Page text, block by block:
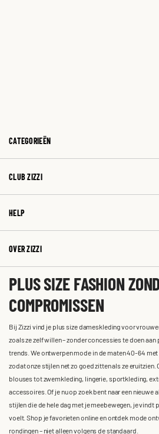
CATEGORIEËN
CLUB ZIZZI
HELP
OVER ZIZZI
PLUS SIZE FASHION
COMPROMISSEN
Bij Zizzi vind je plus size dameskleding voor
zoals ze zelf willen – zonder concessies te doen
trends. We ontwerpen mode in de maten 40-64
zodat onze stijlen net zo goed zitten als ze eruitzien.
blouses tot zwemkleding, lingerie, sportkleding,
accessoires. Of je nu op zoek bent naar een
stijlen die de hele dag met je meebewegen, je vindt
voelt. Shop je favorieten online en ontdek mode
rondingen – niet alleen volgens de standaard.